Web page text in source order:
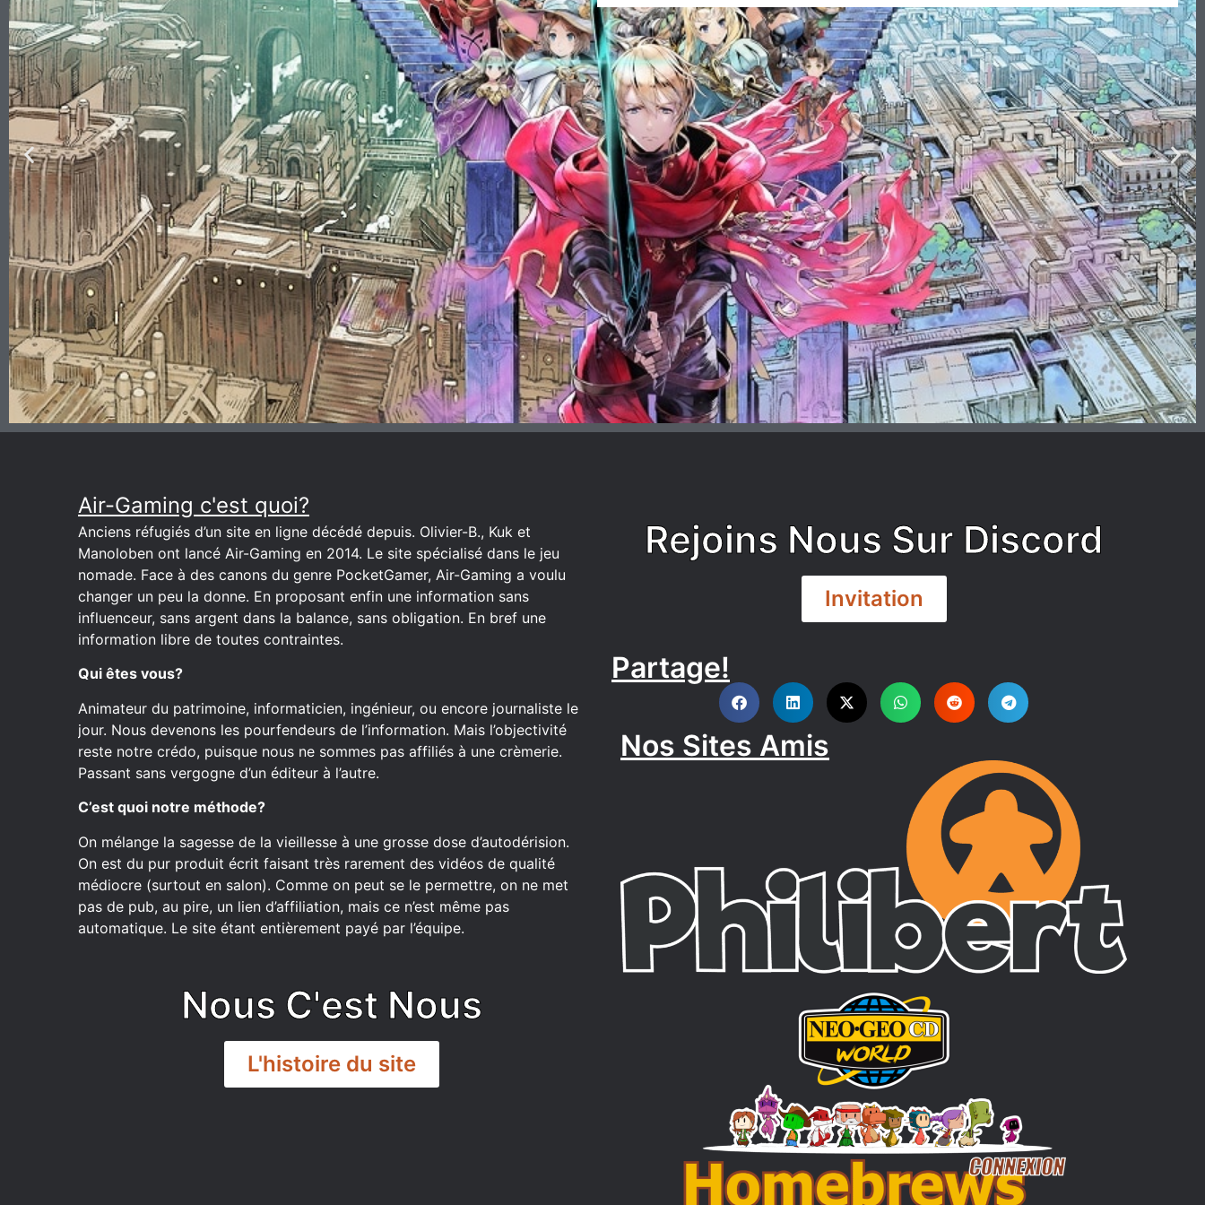
Air-Gaming c'est quoi?
Anciens réfugiés d’un site en ligne décédé depuis. Olivier-B., Kuk et
Manoloben ont lancé Air-Gaming en 2014. Le site spécialisé dans le jeu
nomade. Face à des canons du genre PocketGamer, Air-Gaming a voulu
changer un peu la donne. En proposant enfin une information sans
influenceur, sans argent dans la balance, sans obligation. En bref une
information libre de toutes contraintes.
Qui êtes vous?
Animateur du patrimoine, informaticien, ingénieur, ou encore journaliste le
jour. Nous devenons les pourfendeurs de l’information. Mais l’objectivité
reste notre crédo, puisque nous ne sommes pas affiliés à une crèmerie.
Passant sans vergogne d’un éditeur à l’autre.
C’est quoi notre méthode?
On mélange la sagesse de la vieillesse à une grosse dose d’autodérision.
On est du pur produit écrit faisant très rarement des vidéos de qualité
médiocre (surtout en salon). Comme on peut se le permettre, on ne met
pas de pub, au pire, un lien d’affiliation, mais ce n’est même pas
automatique. Le site étant entièrement payé par l’équipe.
Nous C'est Nous
L'histoire du site
Rejoins Nous Sur Discord
Invitation
DISCORD
Partage!
Nos Sites Amis